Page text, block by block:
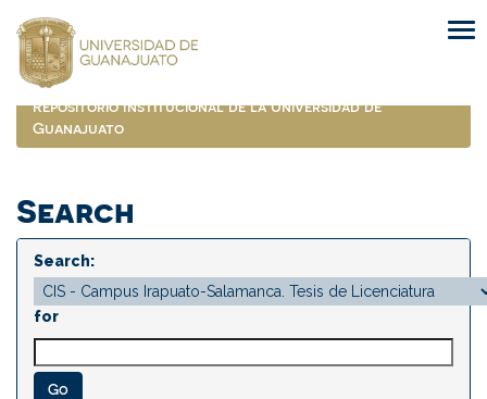
navigation
Repositorio Institucional de la Universidad de
Guanajuato
Search
Search:
for